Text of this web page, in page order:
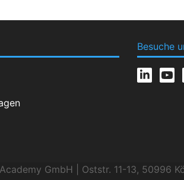
Besuche
GmbH | Oststr. 11-13, 50996